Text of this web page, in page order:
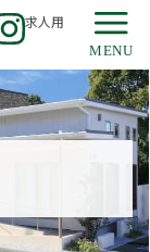
求人用